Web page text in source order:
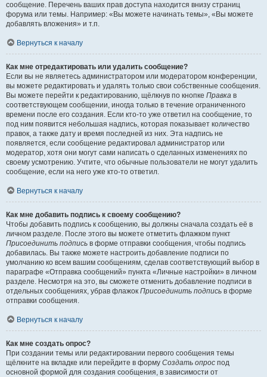
сообщение. Перечень ваших прав доступа находится внизу страниц
форума или темы. Например: «Вы можете начинать темы», «Вы можете
добавлять вложения» и т.п.
Вернуться к началу
Как мне отредактировать или удалить сообщение?
Если вы не являетесь администратором или модератором конференции,
вы можете редактировать и удалять только свои собственные сообщения.
Вы можете перейти к редактированию, щёлкнув по кнопке Правка в
соответствующем сообщении, иногда только в течение ограниченного
времени после его создания. Если кто-то уже ответил на сообщение, то
под ним появится небольшая надпись, которая показывает количество
правок, а также дату и время последней из них. Эта надпись не
появляется, если сообщение редактировал администратор или
модератор, хотя они могут сами написать о сделанных изменениях по
своему усмотрению. Учтите, что обычные пользователи не могут удалить
сообщение, если на него уже кто-то ответил.
Вернуться к началу
Как мне добавить подпись к своему сообщению?
Чтобы добавить подпись к сообщению, вы должны сначала создать её в
личном разделе. После этого вы можете отметить флажком пункт
Присоединить подпись в форме отправки сообщения, чтобы подпись
добавилась. Вы также можете настроить добавление подписи по
умолчанию ко всем вашим сообщениям, сделав соответствующий выбор в
параграфе «Отправка сообщений» пункта «Личные настройки» в личном
разделе. Несмотря на это, вы сможете отменить добавление подписи в
отдельных сообщениях, убрав флажок Присоединить подпись в форме
отправки сообщения.
Вернуться к началу
Как мне создать опрос?
При создании темы или редактировании первого сообщения темы
щёлкните на вкладке или перейдите в форму Создать опрос под
основной формой для создания сообщения, в зависимости от